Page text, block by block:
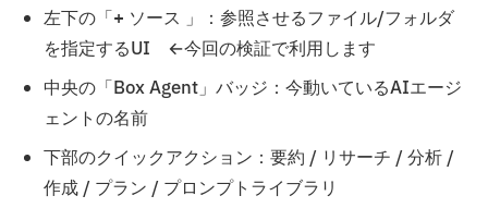
左下の「+ ソース 」：参照させるファイル/フォルダ
を指定するUI ←今回の検証で利用します
中央の「Box Agent」バッジ：今動いているAIエージ
ェントの名前
下部のクイックアクション：要約 / リサーチ / 分析 /
作成 / プラン / プロンプトライブラリ